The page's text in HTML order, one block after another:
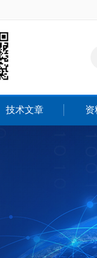
技术文章 资